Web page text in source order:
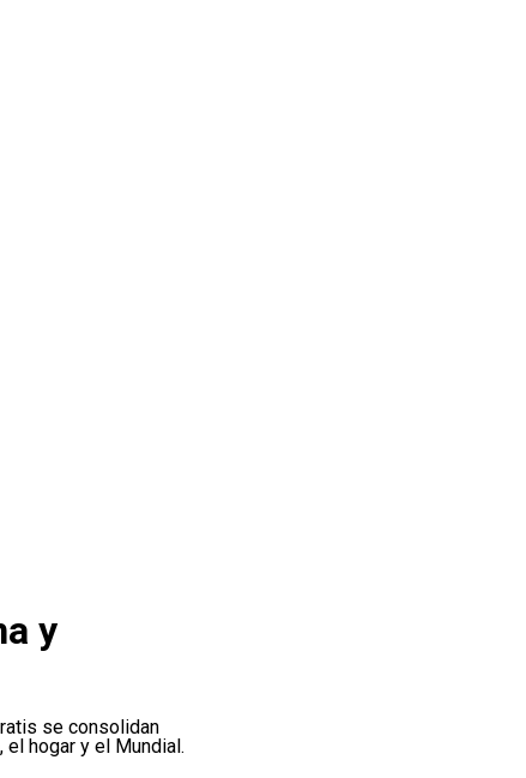
y
se consolidan
hogar y el Mundial.